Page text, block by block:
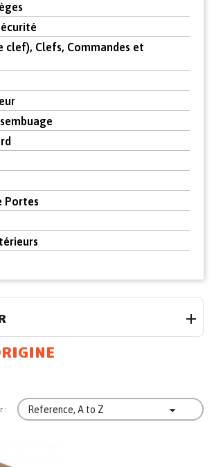
clef), Clefs, Commandes et
Portes
: Reference, A to Z 